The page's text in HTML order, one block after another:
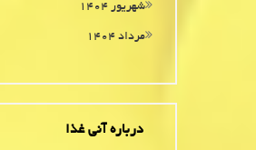
شهریور ۱۴۰۴
مرداد ۱۴۰۴
درباره آنی غذا